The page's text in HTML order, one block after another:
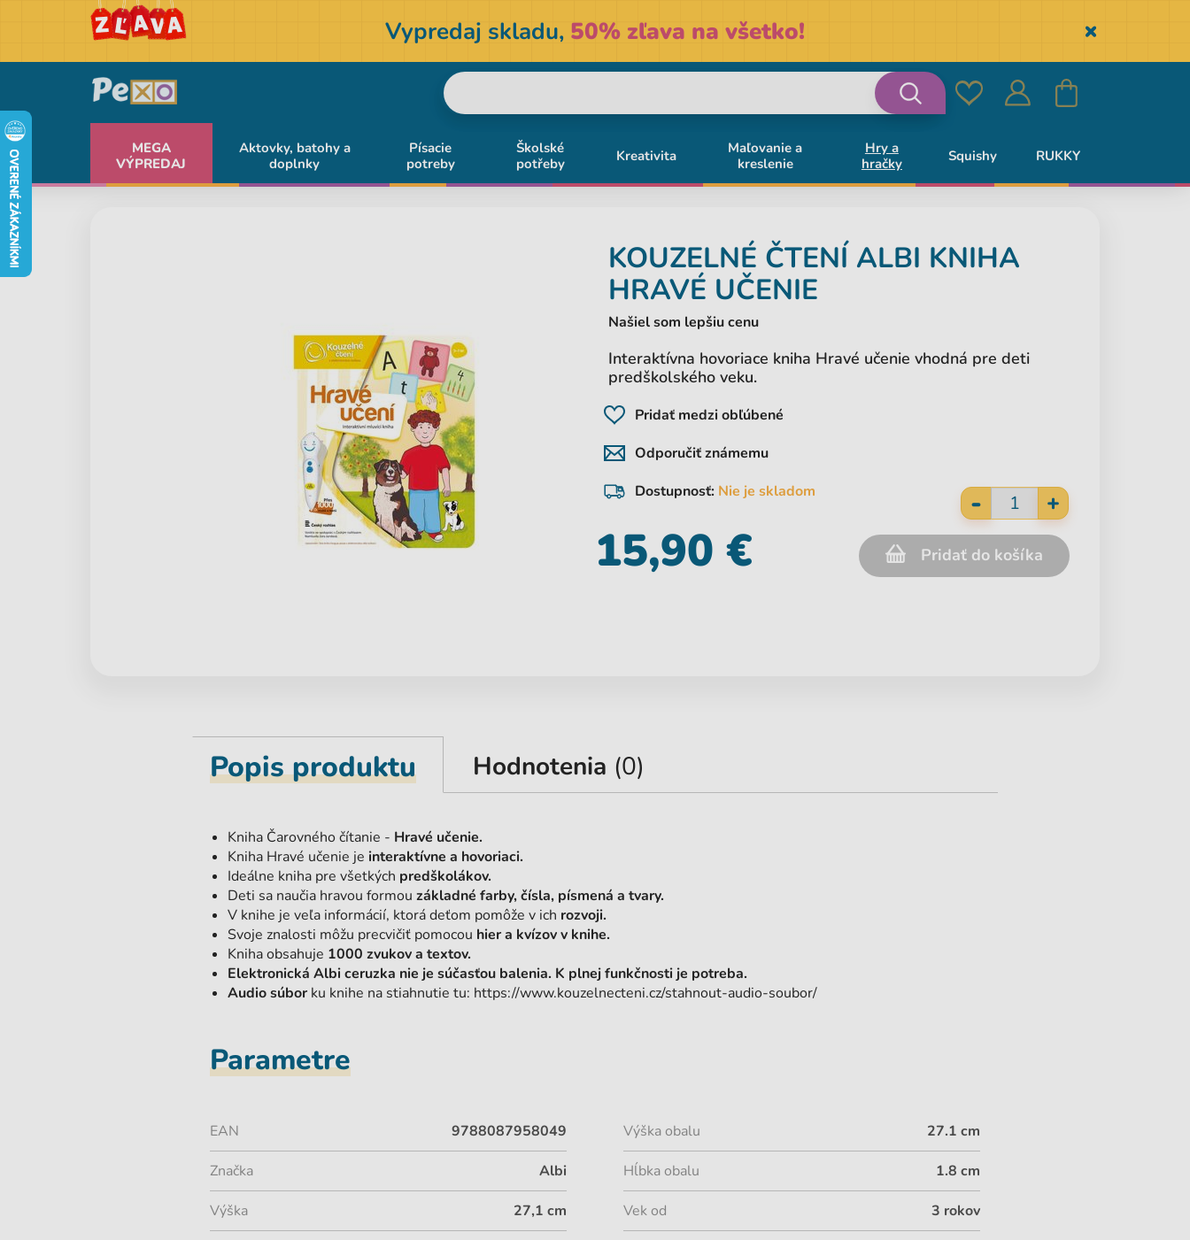
Vypredaj skladu, 50% zľava na všetko! Skryť
ObľúbenéPrihlásiť Košík
MEGA
VÝPREDAJ
Aktovky, batohy a
doplnky
Písacie
potreby
Školské
potřeby
Kreativita
Maľovanie a
kreslenie
Hry a
hračky
Squishy RUKKY
KOUZELNÉ ČTENÍ ALBI KNIHA
HRAVÉ UČENIE
Našiel som lepšiu cenu
Interaktívna hovoriace kniha Hravé učenie vhodná pre deti
predškolského veku.
Pridať medzi obľúbené
Odporučiť známemu
Dostupnosť: Nie je skladom - +
15,90 € Pridať do košíka
Popis produktu Hodnotenia (0)
Kniha Čarovného čítanie - Hravé učenie.
Kniha Hravé učenie je interaktívne a hovoriaci.
Ideálne kniha pre všetkých predškolákov.
Deti sa naučia hravou formou základné farby, čísla, písmená a tvary.
V knihe je veľa informácií, ktorá deťom pomôže v ich rozvoji.
Svoje znalosti môžu precvičiť pomocou hier a kvízov v knihe.
Kniha obsahuje 1000 zvukov a textov.
Elektronická Albi ceruzka nie je súčasťou balenia. K plnej funkčnosti je potreba.
Audio súbor ku knihe na stiahnutie tu: https://www.kouzelnecteni.cz/stahnout-audio-soubor/
Parametre
EAN 9788087958049
Značka Albi
Výška 27,1 cm
Výška obalu 27.1 cm
Hĺbka obalu 1.8 cm
Vek od 3 rokov